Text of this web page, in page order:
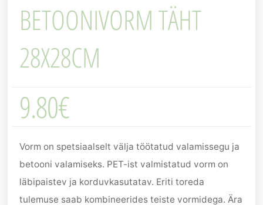
BETOONIVORM TÄHT
28X28CM
9.80€
Vorm on spetsiaalselt välja töötatud valamissegu ja
betooni valamiseks. PET-ist valmistatud vorm on
läbipaistev ja korduvkasutatav. Eriti toreda
tulemuse saab kombineerides teiste vormidega. Ära